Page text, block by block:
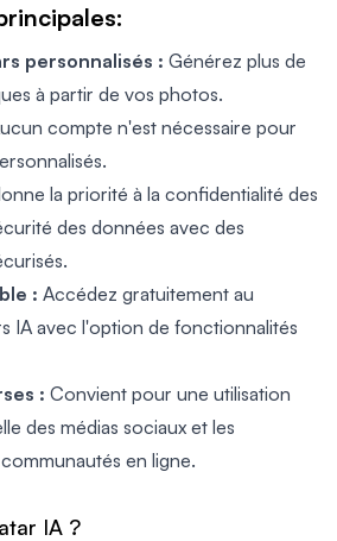
personnalisés : Générez plus de
à partir de vos photos.
compte n'est nécessaire pour
la priorité à la confidentialité des
des données avec des
: Accédez gratuitement au
IA avec l'option de fonctionnalités
: Convient pour une utilisation
des médias sociaux et les
en ligne.
IA ?